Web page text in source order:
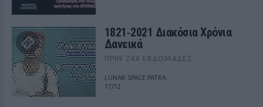
1821‑2021 Διακόσια Χρόνια
Δανεικά
ΠΡΙΝ 244 ΕΒΔΟΜΆΔΕΣ
LUNAR SPACE PATRA
17/12